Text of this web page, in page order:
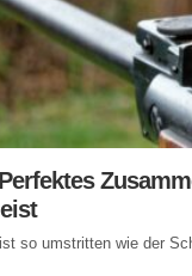
so umstritten wie der